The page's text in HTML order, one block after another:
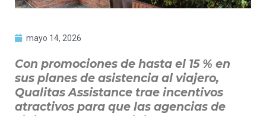
mayo 14, 2026
Con promociones de hasta el 15 % en
sus planes de asistencia al viajero,
Qualitas Assistance trae incentivos
atractivos para que las agencias de